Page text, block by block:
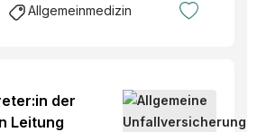
Allgemeinmedizin
der
Leitung